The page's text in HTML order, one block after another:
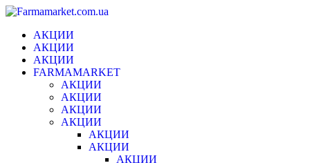
навигацию
АКЦИИ
АКЦИИ
АКЦИИ
FARMAMARKET
АКЦИИ
АКЦИИ
АКЦИИ
АКЦИИ
АКЦИИ
АКЦИИ
АКЦИИ